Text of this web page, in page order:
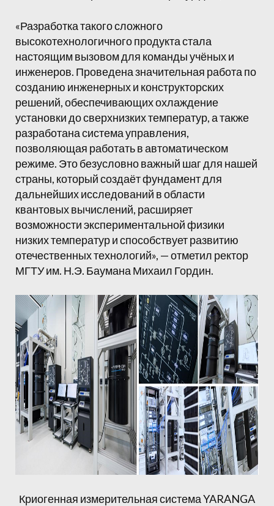
«Разработка такого сложного
высокотехнологичного продукта стала
настоящим вызовом для команды учёных и
инженеров. Проведена значительная работа по
созданию инженерных и конструкторских
решений, обеспечивающих охлаждение
установки до сверхнизких температур, а также
разработана система управления,
позволяющая работать в автоматическом
режиме. Это безусловно важный шаг для нашей
страны, который создаёт фундамент для
дальнейших исследований в области
квантовых вычислений, расширяет
возможности экспериментальной физики
низких температур и способствует развитию
отечественных технологий», — отметил ректор
МГТУ им. Н.Э. Баумана Михаил Гордин.
Криогенная измерительная система YARANGA